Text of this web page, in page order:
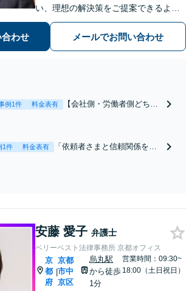
い、理想の解決策をご提案できるよう
尽力します【交通事故事件の実績豊
富】【賠償金が2倍に増額した事例あ
り】依頼者さまに代わってさまざまな
わせ メールでお問い合わせ
例1件 料金表有
【会社側・労働者側どちら
な視点で折り合いを付けま
す。相手方の利益を考慮し
1件 料金表有
「依頼者さまと信頼関係を構
ひとつの条項を精査「企業さ
成長させるために必要なリー
ガルサービスを余すことなく
提供」
安藤 愛子 弁護士
ベリーベスト法律事務所 京都オフィス
京
都
府
|
京都
市中
京区
烏丸駅
から徒歩
1分
営業時間：09:30~
18:00（土日祝日）